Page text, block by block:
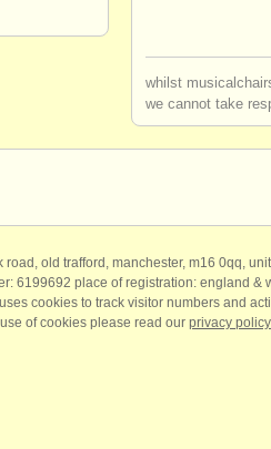
jobs -
kurse/
whilst
we cannot take
old trafford, manchester, m16 0qq,
​6199692 place of registration: england &
cookies to track visitor numbers and
of cookies please read our privacy policy